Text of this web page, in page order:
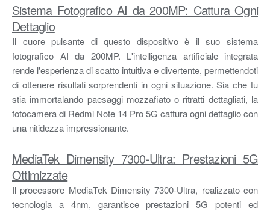
Sistema Fotografico AI da 200MP: Cattura Ogni
Dettaglio
Il cuore pulsante di questo dispositivo è il suo sistema
fotografico AI da 200MP. L'intelligenza artificiale integrata
rende l'esperienza di scatto intuitiva e divertente, permettendoti
di ottenere risultati sorprendenti in ogni situazione. Sia che tu
stia immortalando paesaggi mozzafiato o ritratti dettagliati, la
fotocamera di Redmi Note 14 Pro 5G cattura ogni dettaglio con
una nitidezza impressionante.
MediaTek Dimensity 7300-Ultra: Prestazioni 5G
Ottimizzate
Il processore MediaTek Dimensity 7300-Ultra, realizzato con
tecnologia a 4nm, garantisce prestazioni 5G potenti ed